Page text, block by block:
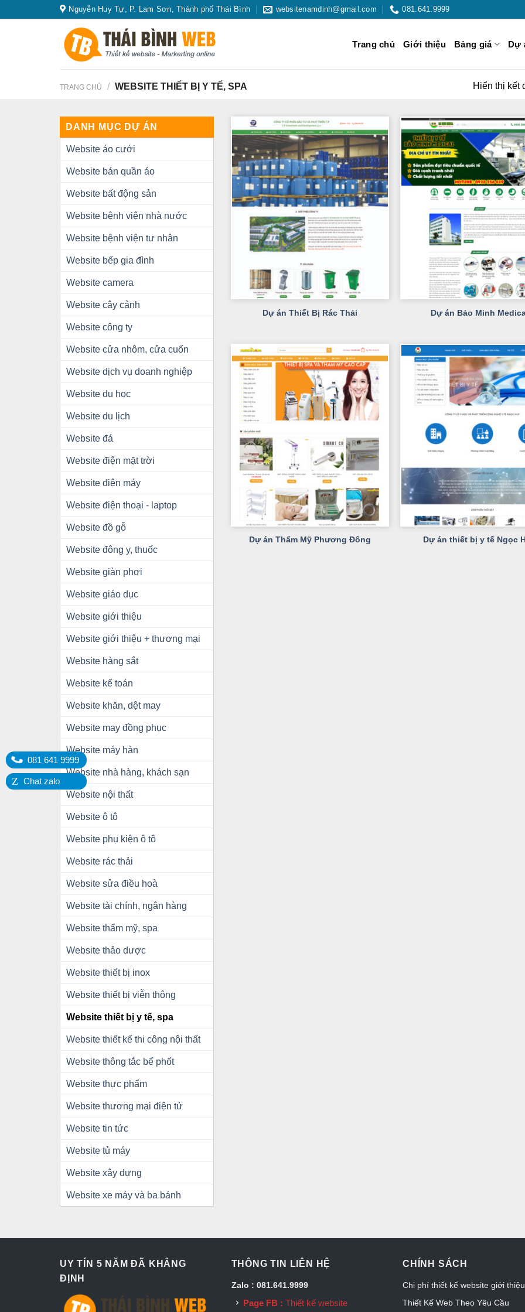
to
081 641 9999
Z Chat zalo
Nguyễn Huy Tự, P. Lam Sơn, Thành phố Thái Bình websitenamdinh@gmail.com 081.641.9999
Trang chủ Giới thiệu Bảng giá Dự
TRANG CHỦ / WEBSITE THIẾT BỊ Y TẾ, SPA Hiển thị kết
DANH MỤC DỰ ÁN
Website áo cưới
Website bán quần áo
Website bất động sản
Website bệnh viện nhà nước
Website bệnh viện tư nhân
Website bếp gia đình
Website camera
Website cây cảnh
Website công ty
Website cửa nhôm, cửa cuốn
Website dịch vụ doanh nghiệp
Website du học
Website du lịch
Website đá
Website điện mặt trời
Website điện máy
Website điện thoại - laptop
Website đồ gỗ
Website đông y, thuốc
Website giàn phơi
Website giáo dục
Website giới thiệu
Website giới thiệu + thương mại
Website hàng sắt
Website kế toán
Website khăn, dệt may
Website may đồng phục
Website máy hàn
Website nhà hàng, khách sạn
Website nội thất
Website ô tô
Website phụ kiện ô tô
Website rác thải
Website sửa điều hoà
Website tài chính, ngân hàng
Website thẩm mỹ, spa
Website thảo dược
Website thiết bị inox
Website thiết bị viễn thông
Website thiết bị y tế, spa
Website thiết kế thi công nội thất
Website thông tắc bể phốt
Website thực phẩm
Website thương mại điện tử
Website tin tức
Website tủ máy
Website xây dựng
Website xe máy và ba bánh
+
Dự án Thiết Bị Rác Thải Dự án Bảo Minh
+
Dự án Thẩm Mỹ Phương Đông
+
Dự án thiết bị y tế Ngọc
UY TÍN 5 NĂM ĐÃ KHẲNG
ĐỊNH
THÔNG TIN LIÊN HỆ
Zalo : 081.641.9999
Page FB : Thiết kế website
CHÍNH SÁCH
Chi phí thiết kế website giới
Thiết Kế Web Theo Yêu Cầu